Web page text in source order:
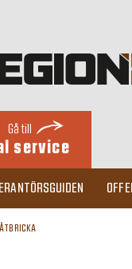
Gå till
service